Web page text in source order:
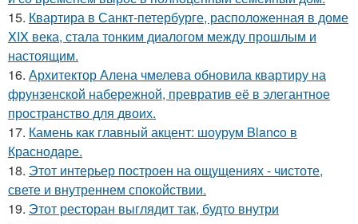
15. Квартира в Санкт-петербурге, расположенная в доме
XIX века, стала тонким диалогом между прошлым и
настоящим.
16. Архитектор Алена чмелева обновила квартиру на
фрунзенской набережной, превратив её в элегантное
пространство для двоих.
17. Камень как главный акцент: шоурум Blanco в
Краснодаре.
18. Этот интерьер построен на ощущениях - чистоте,
свете и внутреннем спокойствии.
19. Этот ресторан выглядит так, будто внутри